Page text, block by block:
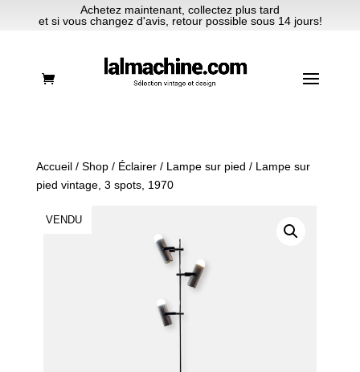
Achetez maintenant, collectez plus tard
et si vous changez d'avis, retour possible sous 14 jours!
Accueil/ Shop/ Éclairer/ Lampe sur pied / Lampe sur
pied vintage, 3 spots, 1970
VENDU